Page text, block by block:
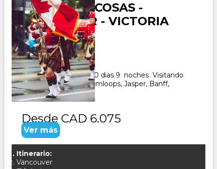
CANADA ROCOSAS -
VANCOUVER - VICTORIA
Duración:
10Días9Noches
Paquete Turistico de 10 dias 9 noches Visitando
Vancouver, Calgary, Kamloops, Jasper, Banff,
CONSULTAR
Desde CAD 6.075
Ver más
Itinerario:
Vancouver